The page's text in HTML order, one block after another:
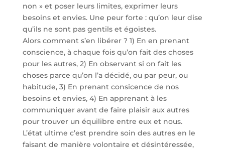
non » et poser leurs limites, exprimer leurs
besoins et envies. Une peur forte : qu’on leur dise
qu’ils ne sont pas gentils et égoïstes.
Alors comment s’en libérer ? 1) En en prenant
conscience, à chaque fois qu’on fait des choses
pour les autres, 2) En observant si on fait les
choses parce qu’on l’a décidé, ou par peur, ou
habitude, 3) En prenant consicence de nos
besoins et envies, 4) En apprenant à les
communiquer avant de faire plaisir aux autres
pour trouver un équilibre entre eux et nous.
L’état ultime c’est prendre soin des autres en le
faisant de manière volontaire et désintéressée,